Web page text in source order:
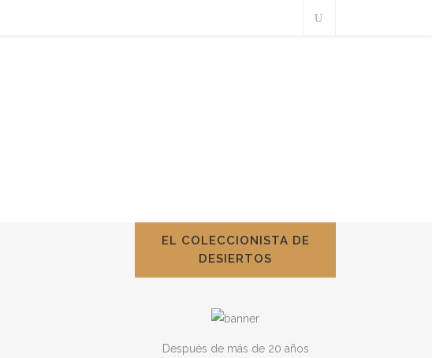
EL COLECCIONISTA DE
DESIERTOS
Después de más de 20 años